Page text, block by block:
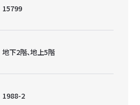
15799
地下2階、地上5階
1988-2